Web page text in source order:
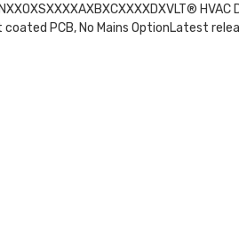
PCB, No Mains OptionLatest